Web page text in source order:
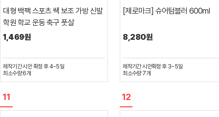
대형 백팩 스포츠 쌕 보조 가방 신발
학원 학교 운동 축구 풋살
1,469원
제작기간시안 확정 후 4~5일
최소수량6개
[제로마크] 슈어텀블러 600ml
8,280원
제작기간시안확정 후 3~5일
최소수량7개
11 12